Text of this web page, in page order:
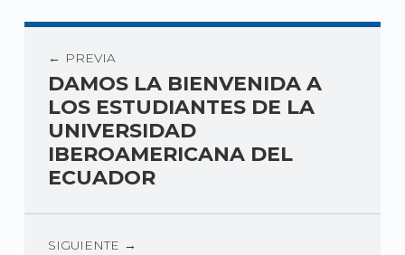
PREVIA
DAMOS LA BIENVENIDA A
LOS ESTUDIANTES DE LA
UNIVERSIDAD
IBEROAMERICANA DEL
ECUADOR
SIGUIENTE